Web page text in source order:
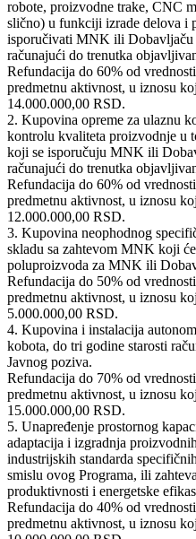
robote, proizvodne trake, CNC
slično) u funkciji izrade delova i
isporučivati MNK ili
računajući do trenutka
Refundacija do 60% od
predmetnu aktivnost, u iznosu
14.000.000,00 RSD.
2. Kupovina opreme za ulaznu
kontrolu kvaliteta proizvodnje u
koji se isporučuju MNK ili
računajući do trenutka
Refundacija do 60% od
predmetnu aktivnost, u iznosu
12.000.000,00 RSD.
3. Kupovina neophodnog
skladu sa zahtevom MNK koji
poluproizvoda za MNK ili
Refundacija do 50% od
predmetnu aktivnost, u iznosu
5.000.000,00 RSD.
4. Kupovina i instalacija
kobota, do tri godine starosti
Javnog poziva.
Refundacija do 70% od
predmetnu aktivnost, u iznosu
15.000.000,00 RSD.
5. Unapređenje prostornog
adaptacija i izgradnja
industrijskih standarda
smislu ovog Programa, ili
produktivnosti i energetske
Refundacija do 40% od
predmetnu aktivnost, u iznosu